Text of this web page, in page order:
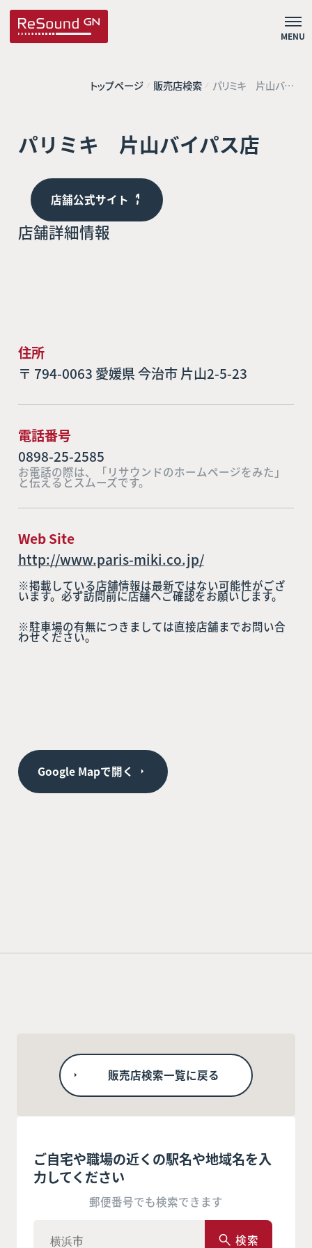
MENU
トップページ 販売店検索 パリミキ 片山バイ
パス店
パリミキ 片山バイパス店
店舗公式サイト
店舗詳細情報
住所
〒 794-0063 愛媛県 今治市 片山2-5-23
電話番号
0898-25-2585
お電話の際は、「リサウンドのホームページをみた」
と伝えるとスムーズです。
Web Site
http://www.paris-miki.co.jp/
※掲載している店舗情報は最新ではない可能性がござ
います。必ず訪問前に店舗へご確認をお願いします。
※駐車場の有無につきましては直接店舗までお問い合
わせください。
Google Mapで開く
販売店検索一覧に戻る
ご自宅や職場の近くの駅名や地域名を入
力してください
郵便番号でも検索できます
検索